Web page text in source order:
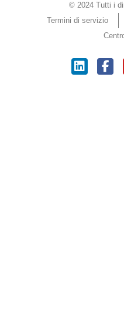
© 2024 Tutti i
Termini di servizio